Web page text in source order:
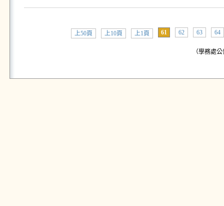
上50頁 上10頁 上1頁 61 62 63 64
（學務處